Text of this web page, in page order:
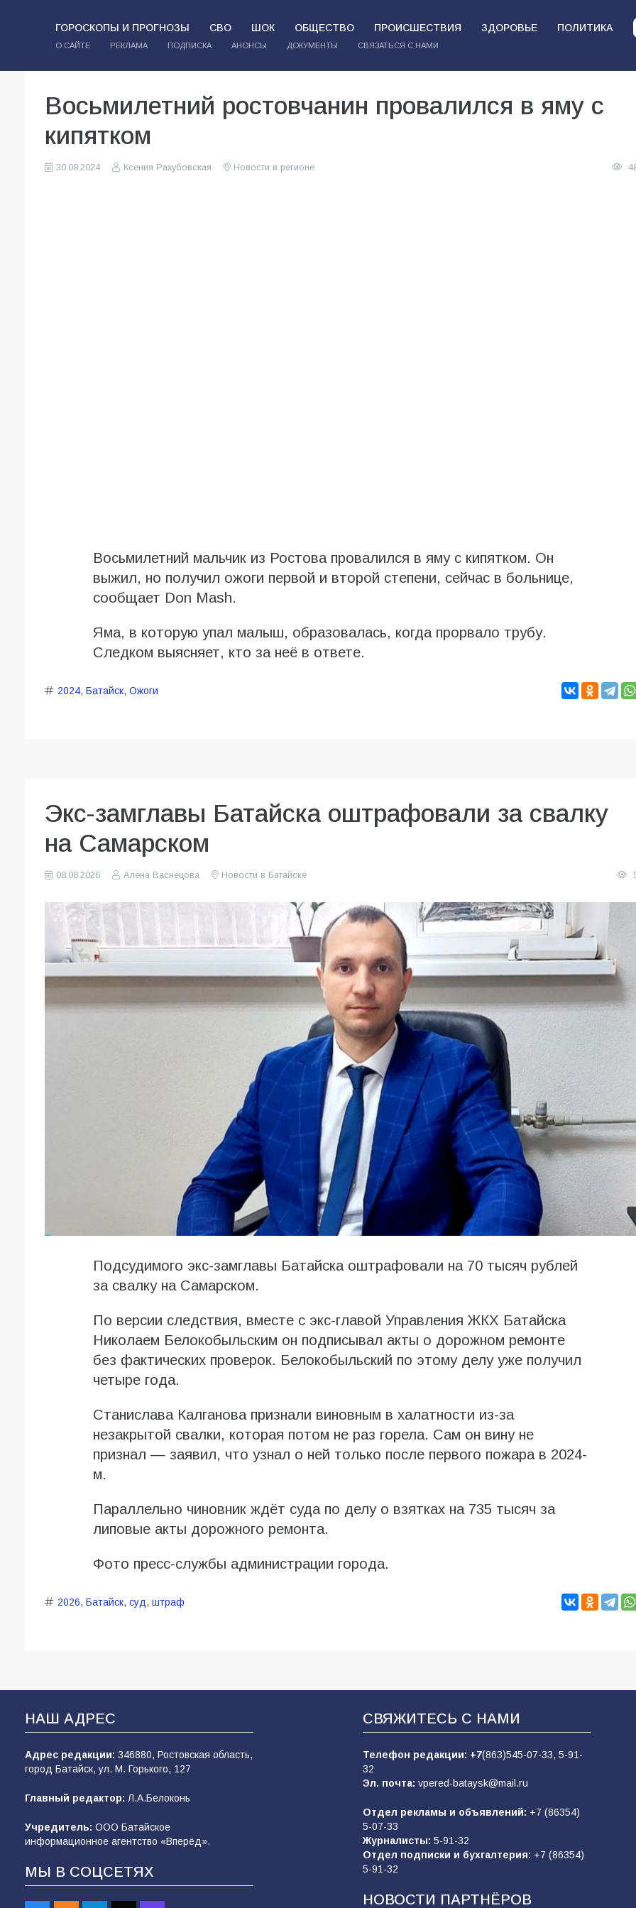
ГОРОСКОПЫ И ПРОГНОЗЫ СВО ШОК ОБЩЕСТВО ПРОИСШЕСТВИЯ ЗДОРОВЬЕ ПОЛИТИКА
О САЙТЕ РЕКЛАМА ПОДПИСКА АНОНСЫ ДОКУМЕНТЫ СВЯЗАТЬСЯ С НАМИ
Восьмилетний ростовчанин провалился в яму с
кипятком
30.08.2024 Ксения Рахубовская Новости в регионе
Восьмилетний мальчик из Ростова провалился в яму с кипятком. Он
выжил, но получил ожоги первой и второй степени, сейчас в больнице,
сообщает Don Mash.
Яма, в которую упал малыш, образовалась, когда прорвало трубу.
Следком выясняет, кто за неё в ответе.
2024, Батайск, Ожоги
Экс-замглавы Батайска оштрафовали за свалку
на Самарском
08.08.2026 Алена Васнецова Новости в Батайске
Подсудимого экс-замглавы Батайска оштрафовали на 70 тысяч рублей
за свалку на Самарском.
По версии следствия, вместе с экс-главой Управления ЖКХ Батайска
Николаем Белокобыльским он подписывал акты о дорожном ремонте
без фактических проверок. Белокобыльский по этому делу уже получил
четыре года.
Станислава Калганова признали виновным в халатности из-за
незакрытой свалки, которая потом не раз горела. Сам он вину не
признал — заявил, что узнал о ней только после первого пожара в 2024-
м.
Параллельно чиновник ждёт суда по делу о взятках на 735 тысяч за
липовые акты дорожного ремонта.
Фото пресс-службы администрации города.
2026, Батайск, суд, штраф
НАШ АДРЕС
Адрес редакции: 346880, Ростовская область,
город Батайск, ул. М. Горького, 127
Главный редактор: Л.А.Белоконь
Учредитель: ООО Батайское
информационное агентство «Вперёд».
МЫ В СОЦСЕТЯХ
СВЯЖИТЕСЬ С НАМИ
Телефон редакции: +7(863)545-07-33, 5-91-
32
Эл. почта: vpered-bataysk@mail.ru
Отдел рекламы и объявлений: +7 (86354)
5-07-33
Журналисты: 5-91-32
Отдел подписки и бухгалтерия: +7 (86354)
5-91-32
НОВОСТИ ПАРТНЁРОВ